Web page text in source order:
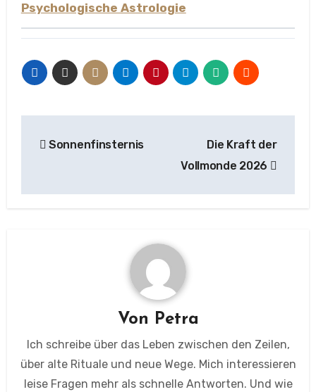
Psychologische Astrologie
Sonnenfinsternis
Die Kraft der
Vollmonde 2026
Von Petra
Ich schreibe über das Leben zwischen den Zeilen,
über alte Rituale und neue Wege. Mich interessieren
leise Fragen mehr als schnelle Antworten. Und wie